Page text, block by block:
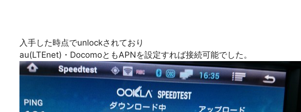
入手した時点でunlockされており
au(LTEnet)・DocomoともAPNを設定すれば接続可能でした。